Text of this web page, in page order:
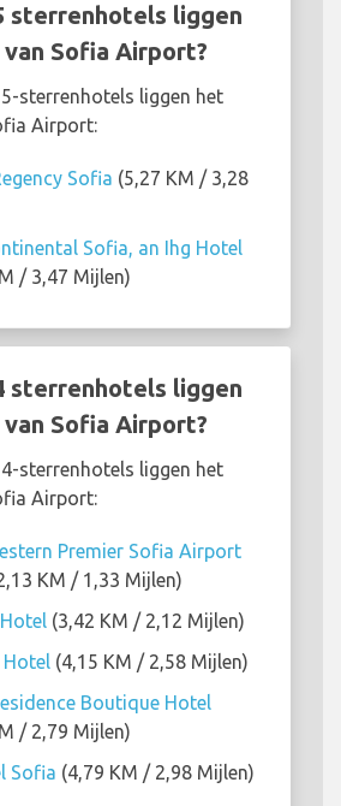
sterrenhotels liggen
Sofia Airport?
sterrenhotels liggen het
Airport:
Sofia (5,27 KM / 3,28
Sofia, an Ihg Hotel
/ 3,47 Mijlen)
sterrenhotels liggen
Sofia Airport?
sterrenhotels liggen het
Airport:
Premier Sofia Airport
KM / 1,33 Mijlen)
(3,42 KM / 2,12 Mijlen)
Hotel (4,15 KM / 2,58 Mijlen)
Boutique Hotel
/ 2,79 Mijlen)
Sofia (4,79 KM / 2,98 Mijlen)